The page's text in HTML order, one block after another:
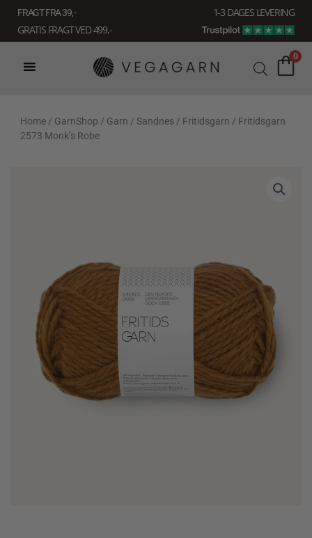
indholdet
FRAGT FRA 39, -
1-3 DAGES LEVERING
GRATIS FRAGT VED 499,-
0
Home / GarnShop / Garn / Sandnes / Fritidsgarn / Fritidsgarn
2573 Monk’s Robe